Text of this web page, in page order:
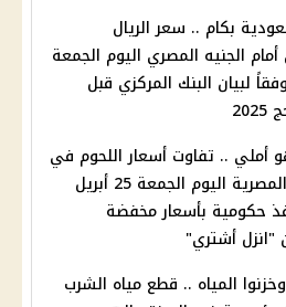
بكام .. سعر الريال
الجنيه المصري اليوم الجمعة
وفقاً لبيان البنك المركزي قبل
أملي .. تفاوت أسعار اللحوم في
الأسواق المصرية اليوم الجمعة 25 أبريل
منافذ حكومية بأسعار مخفضة
"انزل أشتري"
المياه .. قطع مياه الشرب